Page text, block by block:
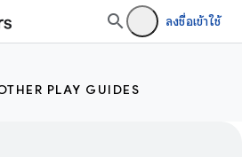
ลงชื่อเข้าใช้
PLAY GUIDES